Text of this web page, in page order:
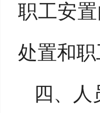
职工安
处置和
四、人